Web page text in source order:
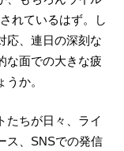
れているはず。し
応、連日の深刻な
な面での大きな疲
か。
たちが日々、ライ
ス、SNSでの発信